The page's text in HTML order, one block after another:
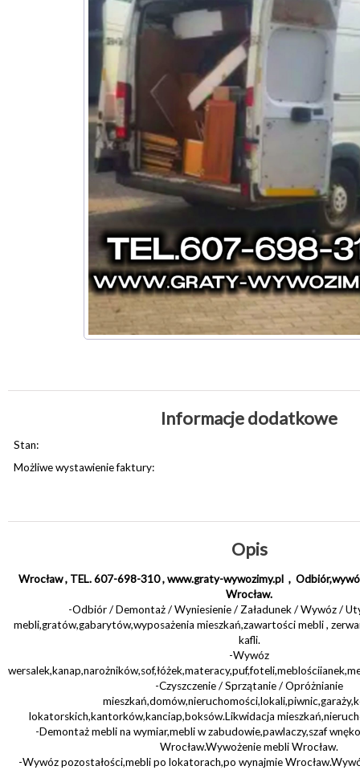
Informacje dodatkowe
Stan:
Możliwe wystawienie faktury:
Opis
Wrocław , TEL. 607-698-310 , www.graty-wywozimy.pl ,
Wrocław.
-Odbiór / Demontaż / Wyniesienie / Załadunek / Wywóz /
mebli,gratów,gabarytów,wyposażenia mieszkań,zawartości mebli ,
kafli.
-Wywóz
-Czyszczenie / Sprzątanie / Opróżnianie
lokatorskich,kantorków,kanciap,boksów.Likwidacja
-Demontaż mebli na wymiar,mebli w zabudowie,pawlaczy,szaf
Wrocław.Wywożenie mebli Wrocław.
-Wywóz pozostałości,mebli po lokatorach,po wynajmie